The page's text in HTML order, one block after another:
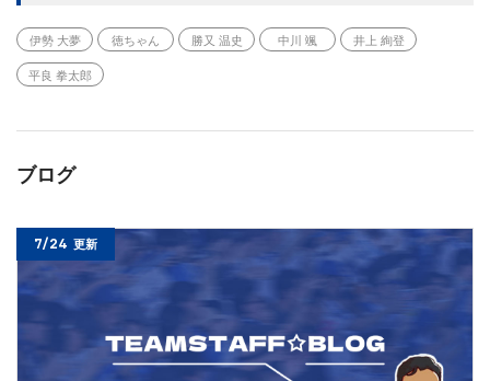
伊勢 大夢 徳ちゃん 勝又 温史 中川 颯
井上 絢登
平良 拳太郎
ブログ
7/24 更新